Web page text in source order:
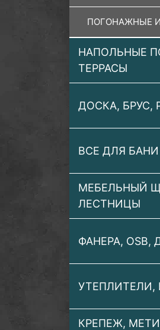
ПОГОНАЖНЫЕ
НАПОЛЬНЫЕ
ТЕРРАСЫ
ДОСКА, БРУС,
ВСЕ ДЛЯ БАНИ
МЕБЕЛЬНЫЙ
ЛЕСТНИЦЫ
ФАНЕРА, OSB,
УТЕПЛИТЕЛИ,
КРЕПЕЖ,